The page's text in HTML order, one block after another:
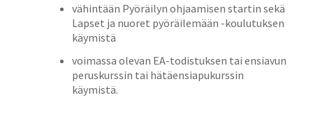
vähintään Pyöräilyn ohjaamisen startin sekä
Lapset ja nuoret pyöräilemään -koulutuksen
käymistä
voimassa olevan EA-todistuksen tai ensiavun
peruskurssin tai hätäensiapukurssin
käymistä.